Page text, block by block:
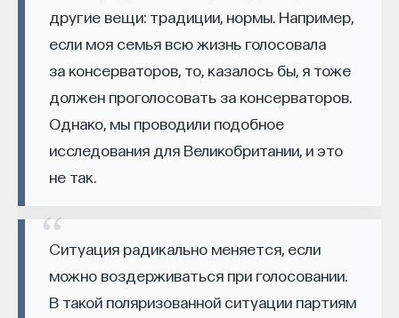
другие вещи: традиции, нормы. Например,
если моя семья всю жизнь голосовала
за консерваторов, то, казалось бы, я тоже
должен проголосовать за консерваторов.
Однако, мы проводили подобное
исследования для Великобритании, и это
не так.
Ситуация радикально меняется, если
можно воздерживаться при голосовании.
В такой поляризованной ситуации партиям
БЕССОННИЦА ЕСТЕСТВЕННЫЕ НАУКИ